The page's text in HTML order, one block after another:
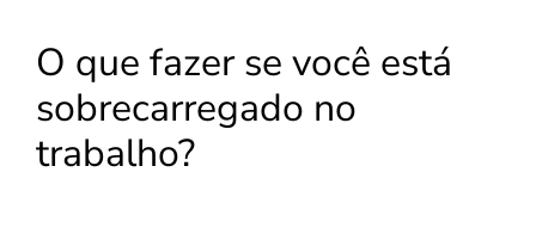
O que fazer se você está
sobrecarregado no
trabalho?